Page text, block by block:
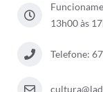
Links úteis
Serviços Online
13h00 às
Telefone: